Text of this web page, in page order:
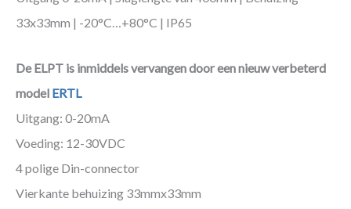
33x33mm | -20°C…+80°C | IP65
De ELPT is inmiddels vervangen door een nieuw verbeterd
model ERTL
Uitgang: 0-20mA
Voeding: 12-30VDC
4 polige Din-connector
Vierkante behuizing 33mmx33mm